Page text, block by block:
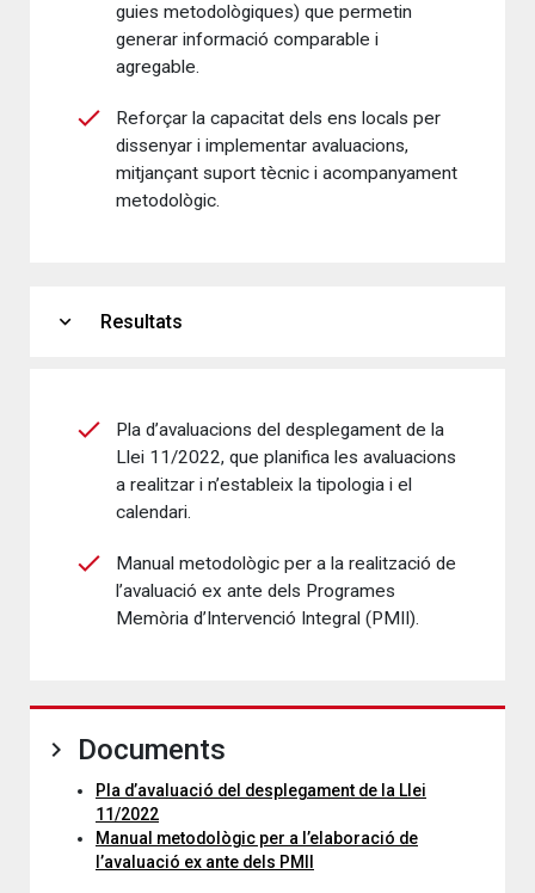
guies metodològiques) que permetin
generar informació comparable i
agregable.
Reforçar la capacitat dels ens locals per
dissenyar i implementar avaluacions,
mitjançant suport tècnic i acompanyament
metodològic.
expand_more Resultats
Pla d’avaluacions del desplegament de la
Llei 11/2022, que planifica les avaluacions
a realitzar i n’estableix la tipologia i el
calendari.
Manual metodològic per a la realització de
l’avaluació ex ante dels Programes
Memòria d’Intervenció Integral (PMII).
Documents
Pla d’avaluació del desplegament de la Llei
11/2022
Manual metodològic per a l’elaboració de
l’avaluació ex ante dels PMII